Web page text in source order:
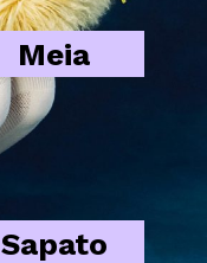
Meia
Sapato